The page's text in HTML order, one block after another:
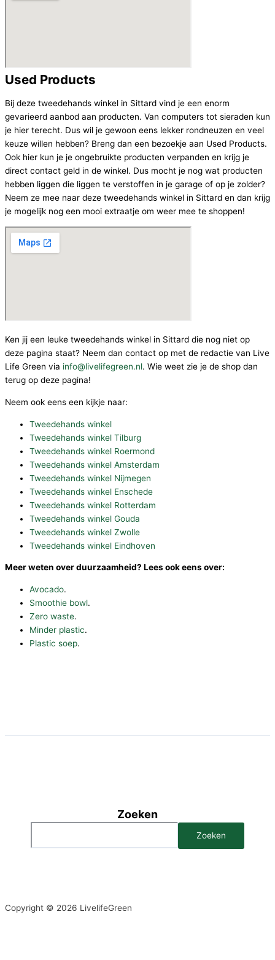
Used Products
Bij deze tweedehands winkel in Sittard vind je een enorm
gevarieerd aanbod aan producten. Van computers tot sieraden kun
je hier terecht. Dus wil je gewoon eens lekker rondneuzen en veel
keuze willen hebben? Breng dan een bezoekje aan Used Products.
Ook hier kun je je ongebruikte producten verpanden en krijg je
direct contact geld in de winkel. Dus mocht je nog wat producten
hebben liggen die liggen te verstoffen in je garage of op je zolder?
Neem ze mee naar deze tweedehands winkel in Sittard en dan krijg
je mogelijk nog een mooi extraatje om weer mee te shoppen!
Ken jij een leuke tweedehands winkel in Sittard die nog niet op
deze pagina staat? Neem dan contact op met de redactie van Live
Life Green via info@livelifegreen.nl. Wie weet zie je de shop dan
terug op deze pagina!
Neem ook eens een kijkje naar:
Tweedehands winkel
Tweedehands winkel Tilburg
Tweedehands winkel Roermond
Tweedehands winkel Amsterdam
Tweedehands winkel Nijmegen
Tweedehands winkel Enschede
Tweedehands winkel Rotterdam
Tweedehands winkel Gouda
Tweedehands winkel Zwolle
Tweedehands winkel Eindhoven
Meer weten over duurzaamheid? Lees ook eens over:
Avocado.
Smoothie bowl.
Zero waste.
Minder plastic.
Plastic soep.
Zoeken
Zoeken
Copyright © 2026 LivelifeGreen